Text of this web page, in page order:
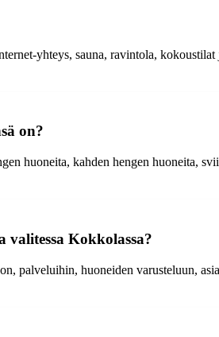
yhteys, sauna, ravintola,
on?
huoneita, kahden hengen huoneita,
Kokkolassa?
palveluihin, huoneiden varusteluun,